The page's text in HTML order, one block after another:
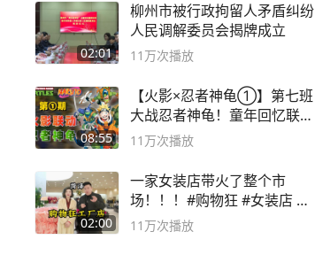
02:01
柳州市被行政拘留人矛盾纠纷
人民调解委员会揭牌成立
11万次播放
08:55
【火影×忍者神龟①】第七班
大战忍者神龟！童年回忆联动
论武？
11万次播放
02:00
一家女装店带火了整个市
场！！！#购物狂 #女装店 #
高品质女装
11万次播放